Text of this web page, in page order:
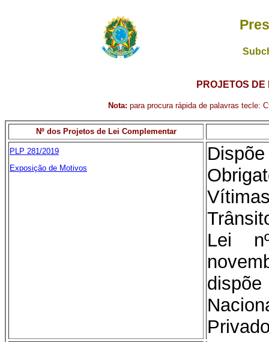
PROJETOS
Nota: para procura rápida de palavras tecle:
Nº dos Projetos de Lei Complementar
PLP 281/2019
Exposição de Motivos
Lei